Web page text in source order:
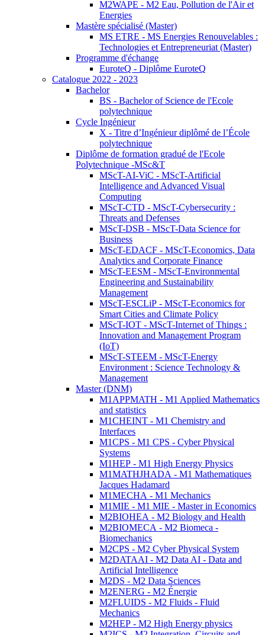
M2WAPE - M2 Eau, Pollution de l'Air et
Energies
Mastère spécialisé (Master)
MS ETRE - MS Energies Renouvelables :
Technologies et Entrepreneuriat (Master)
Programme d'échange
EuroteQ - Diplôme EuroteQ
Catalogue 2022 - 2023
Bachelor
BS - Bachelor of Science de l'Ecole
polytechnique
Cycle Ingénieur
X - Titre d’Ingénieur diplômé de l’École
polytechnique
Diplôme de formation gradué de l'Ecole
Polytechnique -MSc&T
MScT-AI-ViC - MScT-Artificial
Intelligence and Advanced Visual
Computing
MScT-CTD - MScT-Cybersecurity :
Threats and Defenses
MScT-DSB - MScT-Data Science for
Business
MScT-EDACF - MScT-Economics, Data
Analytics and Corporate Finance
MScT-EESM - MScT-Environmental
Engineering and Sustainability
Management
MScT-ESCLiP - MScT-Economics for
Smart Cities and Climate Policy
MScT-IOT - MScT-Internet of Things :
Innovation and Management Program
(IoT)
MScT-STEEM - MScT-Energy
Environment : Science Technology &
Management
Master (DNM)
M1APPMATH - M1 Applied Mathematics
and statistics
M1CHEINT - M1 Chemistry and
Interfaces
M1CPS - M1 CPS - Cyber Physical
Systems
M1HEP - M1 High Energy Physics
M1MATHJHADA - M1 Mathematiques
Jacques Hadamard
M1MECHA - M1 Mechanics
M1MIE - M1 MIE - Master in Economics
M2BIOHEA - M2 Biology and Health
M2BIOMECA - M2 Biomeca -
Biomechanics
M2CPS - M2 Cyber Physical System
M2DATAAI - M2 Data AI - Data and
Artificial Intelligence
M2DS - M2 Data Sciences
M2ENERG - M2 Énergie
M2FLUIDS - M2 Fluids - Fluid
Mechanics
M2HEP - M2 High Energy physics